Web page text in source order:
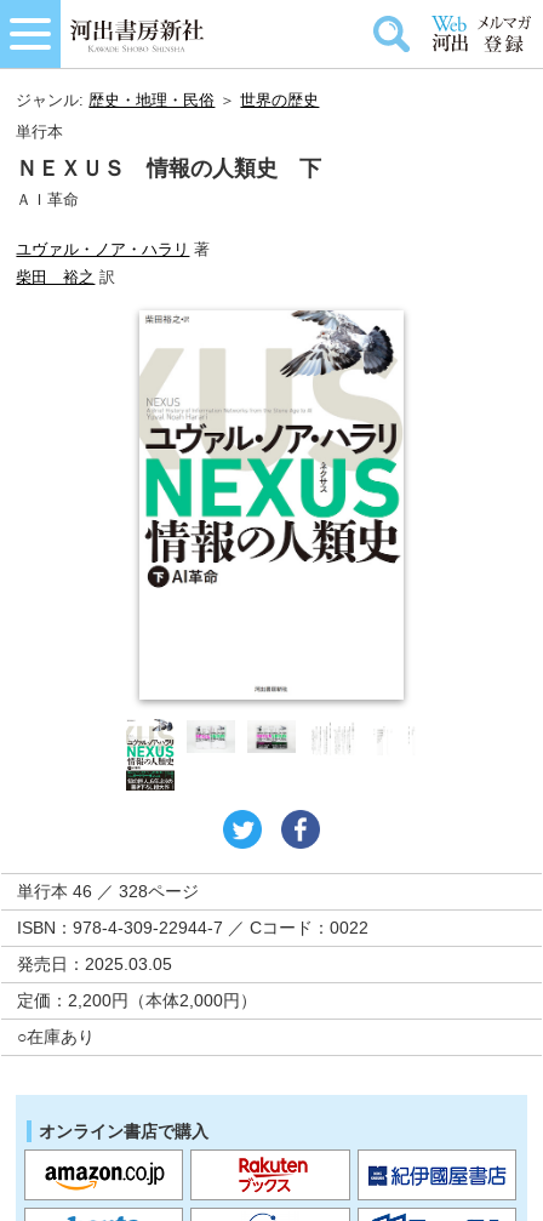
ジャンル:歴史・地理・民俗 ＞世界の歴史
単行本
ＮＥＸＵＳ 情報の人類史 下
ＡＩ革命
ユヴァル・ノア・ハラリ 著
柴田 裕之 訳
単行本 46 ／ 328ページ
ISBN：978-4-309-22944-7 ／ Cコード：0022
発売日：2025.03.05
定価：2,200円（本体2,000円）
○在庫あり
オンライン書店で購入